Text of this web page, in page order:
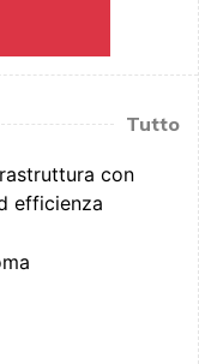
Tutto
con
efficienza